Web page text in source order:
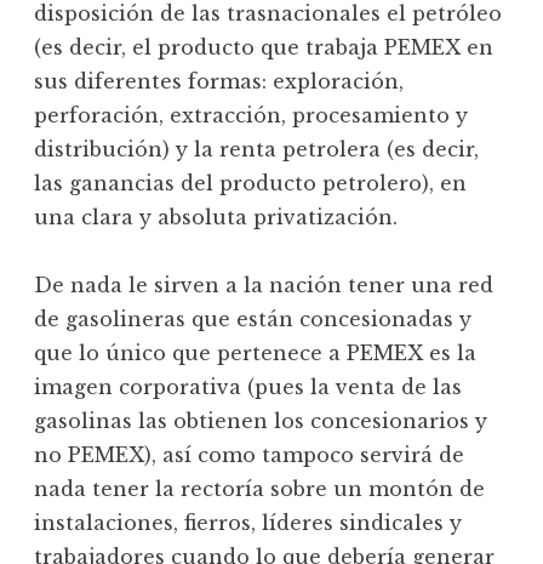
disposición de las trasnacionales el petróleo
(es decir, el producto que trabaja PEMEX en
sus diferentes formas: exploración,
perforación, extracción, procesamiento y
distribución) y la renta petrolera (es decir,
las ganancias del producto petrolero), en
una clara y absoluta privatización.
De nada le sirven a la nación tener una red
de gasolineras que están concesionadas y
que lo único que pertenece a PEMEX es la
imagen corporativa (pues la venta de las
gasolinas las obtienen los concesionarios y
no PEMEX), así como tampoco servirá de
nada tener la rectoría sobre un montón de
instalaciones, fierros, líderes sindicales y
trabajadores cuando lo que debería generar